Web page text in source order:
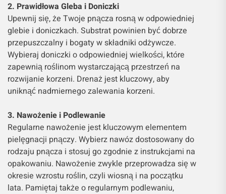
2. Prawidłowa Gleba i Doniczki
Upewnij się, że Twoje pnącza rosną w odpowiedniej
glebie i doniczkach. Substrat powinien być dobrze
przepuszczalny i bogaty w składniki odżywcze.
Wybieraj doniczki o odpowiedniej wielkości, które
zapewnią roślinom wystarczającą przestrzeń na
rozwijanie korzeni. Drenaż jest kluczowy, aby
uniknąć nadmiernego zalewania korzeni.
3. Nawożenie i Podlewanie
Regularne nawożenie jest kluczowym elementem
pielęgnacji pnączy. Wybierz nawóz dostosowany do
rodzaju pnącza i stosuj go zgodnie z instrukcjami na
opakowaniu. Nawożenie zwykle przeprowadza się w
okresie wzrostu roślin, czyli wiosną i na początku
lata. Pamiętaj także o regularnym podlewaniu,